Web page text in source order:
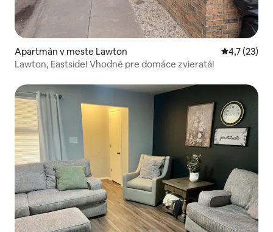
Apartmán v meste Lawton Priemerné
4,7 (23)
Lawton, Eastside! Vhodné pre domáce zvieratá!